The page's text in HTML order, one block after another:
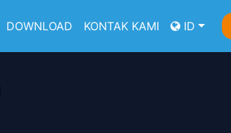
DOWNLOAD KONTAK KAMI ID